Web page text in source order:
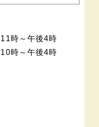
時～午後4時
時～午後4時